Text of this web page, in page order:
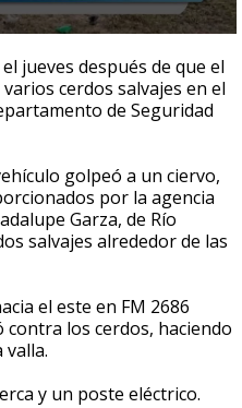
jueves después de que el
cerdos salvajes en el
de Seguridad
golpeó a un ciervo,
por la agencia
Garza, de Río
salvajes alrededor de las
el este en FM 2686
los cerdos, haciendo
valla.
y un poste eléctrico.